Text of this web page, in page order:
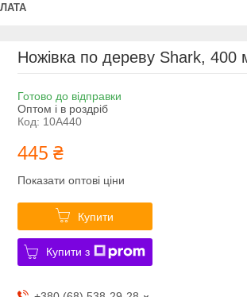
Ножівка по дереву Shark,
Готово до відправки
Оптом і в роздріб
Код: 10A440
445 ₴
Показати оптові ціни
Купити
Купити з